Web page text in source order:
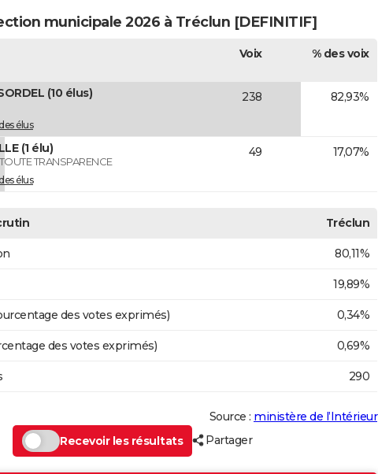
municipale 2026 à Tréclun [DEFINITIF]
Voix % des voix
(10 élus)
élus
238 82,93%
(1 élu)
TRANSPARENCE
élus
49 17,07%
Tréclun
80,11%
19,89%
des votes exprimés) 0,34%
des votes exprimés) 0,69%
290
Source : ministère de l’Intérieur
Recevoir les résultats
Partager